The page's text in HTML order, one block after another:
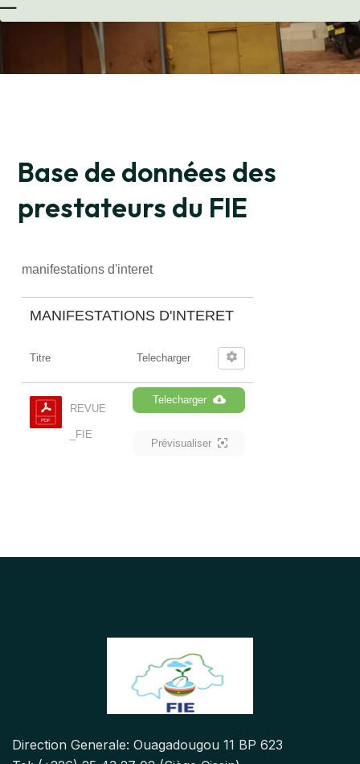
Base de données des
prestateurs du FIE
manifestations d'interet
MANIFESTATIONS D'INTERET
Titre Telecharger
REVUE
_FIE
Telecharger
Prévisualiser
Direction Generale: Ouagadougou 11 BP 623